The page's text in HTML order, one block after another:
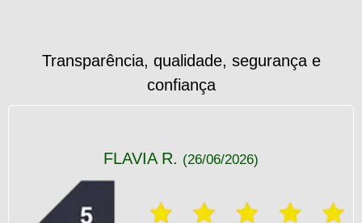
Transparência, qualidade, segurança e
confiança
FLAVIA R. (26/06/2026)